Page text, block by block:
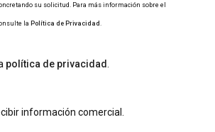
su solicitud. Para más información sobre el
la Política de Privacidad .
política de privacidad.
información comercial.